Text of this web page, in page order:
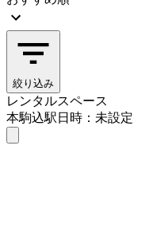
絞り込み
レンタルスペース
本駒込駅日時：未設定